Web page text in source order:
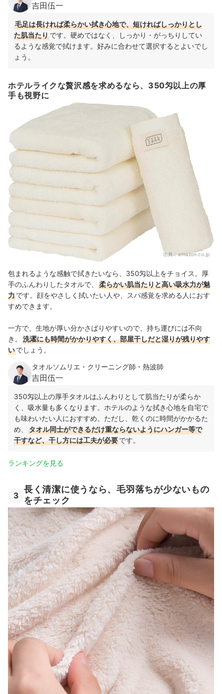
吉田伍一
毛足は長ければ柔らかい拭き心地で、短ければしっかりとし
た肌当たりです。硬めではなく、しっかり・がっちりしてい
るような感覚で拭けます。好みに合わせて選択するとよいでし
ょう。
ホテルライクな贅沢感を求めるなら、350匁以上の厚
手も視野に
出典：amazon.co.jp
包まれるような感触で拭きたいなら、350匁以上をチョイス。厚
手のふんわりしたタオルで、
柔らかい肌当たりと高い吸水力が魅
力です。顔をやさしく拭いたい人や、スパ感覚を求める人におす
すめできます。
一方で、生地が厚い分かさばりやすいので、持ち運びには不向
き。
洗濯にも時間がかかりやすく、部屋干しだと湿りが残りやす
いでしょう。
タオルソムリエ・クリーニング師・熱波師
吉田伍一
350匁以上の厚手タオルはふんわりとして肌当たりが柔らか
く、吸水量も多くなります。ホテルのような拭き心地を自宅で
も味わいたい人におすすめ。ただし、乾くのに時間がかかるた
め、
タオル同士ができるだけ重ならないようにハンガー等で
干すなど、干し方には工夫が必要です。
ランキングを見る
3
長く清潔に使うなら、毛羽落ちが少ないもの
をチェック